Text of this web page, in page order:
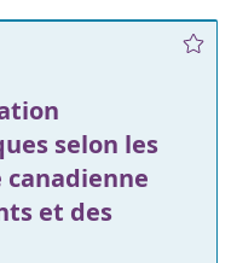
selon les
canadienne
et des